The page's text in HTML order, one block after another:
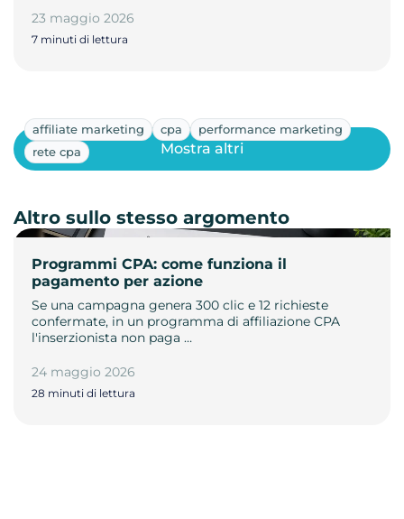
23 maggio 2026
7 minuti di lettura
affiliate marketing cpa
performance marketing
rete cpa
Programmi CPA: come funziona il
pagamento per azione
Se una campagna genera 300 clic e 12 richieste
confermate, in un programma di affiliazione CPA
l'inserzionista non paga …
24 maggio 2026
28 minuti di lettura
Mostra altri
Altro sullo stesso argomento